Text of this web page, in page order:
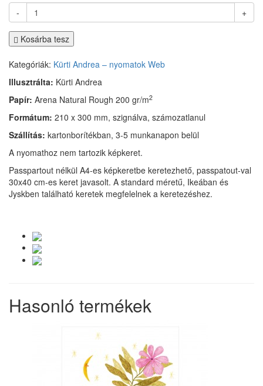
-
+
Kosárba tesz
Kategóriák: Kürti Andrea – nyomatok Web
Illusztrálta: Kürti Andrea
Papír: Arena Natural Rough 200 gr/m2
Formátum: 210 x 300 mm, szignálva, számozatlanul
Szállítás: kartonborítékban, 3-5 munkanapon belül
A nyomathoz nem tartozik képkeret.
Passpartout nélkül A4-es képkeretbe keretezhető, passpatout-val
30x40 cm-es keret javasolt. A standard méretű, Ikeában és
Jyskben található keretek megfelelnek a keretezéshez.
Hasonló termékek